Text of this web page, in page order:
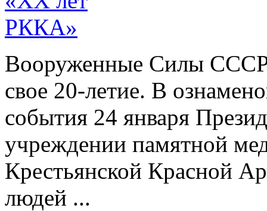
Вооруженные Силы СССР
свое 20-летие. В
события 24 января
учреждении памятной
Крестьянской Красной
людей ...